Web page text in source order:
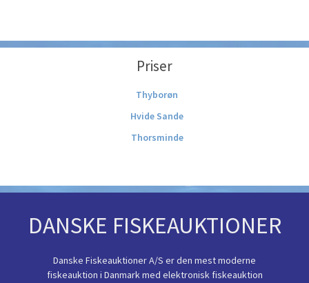
Priser
Thyborøn
Hvide Sande
Thorsminde
DANSKE FISKEAUKTIONER
Danske Fiskeauktioner A/S er den mest moderne
fiskeauktion i Danmark med elektronisk fiskeauktion